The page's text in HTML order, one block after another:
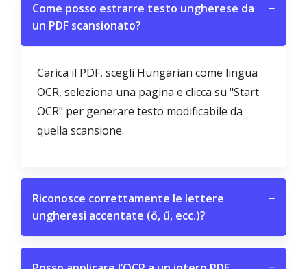
Come posso estrarre testo ungherese da
un PDF scansionato?
−
Carica il PDF, scegli Hungarian come lingua
OCR, seleziona una pagina e clicca su "Start
OCR" per generare testo modificabile da
quella scansione.
Riconosce correttamente le lettere
ungheresi accentate (ő, ű, ecc.)?
−